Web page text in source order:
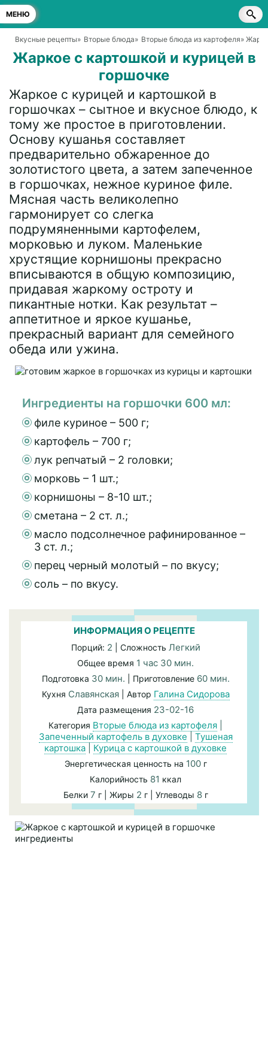
МЕНЮ
Вкусные рецепты» Вторые блюда» Вторые блюда из картофеля»
Жаркое с картошкой и курицей в
горшочке
Жаркое с курицей и картошкой в
горшочках – сытное и вкусное блюдо, к
тому же простое в приготовлении.
Основу кушанья составляет
предварительно обжаренное до
золотистого цвета, а затем запеченное
в горшочках, нежное куриное филе.
Мясная часть великолепно
гармонирует со слегка
подрумяненными картофелем,
морковью и луком. Маленькие
хрустящие корнишоны прекрасно
вписываются в общую композицию,
придавая жаркому остроту и
пикантные нотки. Как результат –
аппетитное и яркое кушанье,
прекрасный вариант для семейного
обеда или ужина.
Ингредиенты на горшочки 600 мл:
филе куриное – 500 г;
картофель – 700 г;
лук репчатый – 2 головки;
морковь – 1 шт.;
корнишоны – 8-10 шт.;
сметана – 2 ст. л.;
масло подсолнечное рафинированное –
3 ст. л.;
перец черный молотый – по вкусу;
соль – по вкусу.
ИНФОРМАЦИЯ О РЕЦЕПТЕ
Порций: 2 | Сложность Легкий
Общее время 1 час 30 мин.
Подготовка 30 мин. | Приготовление 60 мин.
Кухня Славянская| Автор Галина Сидорова
Дата размещения 23-02-16
Категория Вторые блюда из картофеля
Запеченный картофель в духовке
Тушеная
картошка
Курица с картошкой в духовке
Энергетическая ценность на 100г
Калорийность 81 ккал
Белки 7 г | Жиры 2 г | Углеводы 8г